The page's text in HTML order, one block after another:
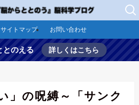
サイトマップ お問い合わせ
とのえる 詳しくはこちら
」の呪縛～「サンク